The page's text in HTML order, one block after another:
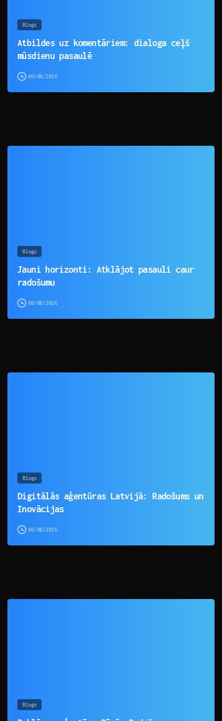
Blogs
Atbildes uz komentāriem: dialoga ceļš
mūsdienu pasaulē
09/08/2026
Blogs
Jauni horizonti: Atklājot pasauli caur
radošumu
08/08/2026
Blogs
Digitālās aģentūras Latvijā: Radošums un
Inovācijas
08/08/2026
Blogs